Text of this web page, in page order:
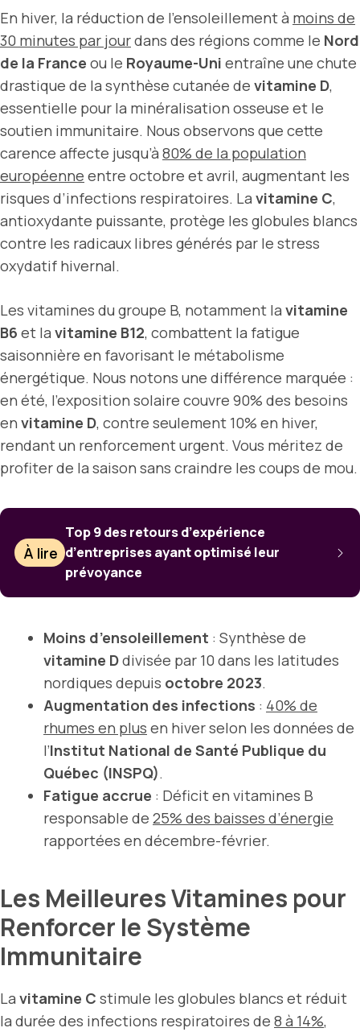
En hiver, la réduction de l’ensoleillement à moins de
30 minutes par jourdans des régions comme le Nord
de la France ou le Royaume-Uni entraîne une chute
drastique de la synthèse cutanée de vitamine D,
essentielle pour la minéralisation osseuse et le
soutien immunitaire. Nous observons que cette
carence affecte jusqu’à 80% de la population
européenne entre octobre et avril, augmentant les
risques d’infections respiratoires. La vitamine C,
antioxydante puissante, protège les globules blancs
contre les radicaux libres générés par le stress
oxydatif hivernal.
Les vitamines du groupe B, notamment la vitamine
B6 et la vitamine B12, combattent la fatigue
saisonnière en favorisant le métabolisme
énergétique. Nous notons une différence marquée :
en été, l’exposition solaire couvre 90% des besoins
en vitamine D, contre seulement 10% en hiver,
rendant un renforcement urgent. Vous méritez de
profiter de la saison sans craindre les coups de mou.
À lire
Top 9 des retours d’expérience
d’entreprises ayant optimisé leur
prévoyance
Moins d’ensoleillement : Synthèse de
vitamine Ddivisée par 10 dans les latitudes
nordiques depuis octobre 2023.
Augmentation des infections : 40% de
rhumes en plus en hiver selon les données de
l’Institut National de Santé Publique du
Québec (INSPQ).
Fatigue accrue : Déficit en vitamines B
responsable de 25% des baisses d’énergie
rapportées en décembre-février.
Les Meilleures Vitamines pour
Renforcer le Système
Immunitaire
La vitamine C stimule les globules blancs et réduit
la durée des infections respiratoires de 8 à 14%,